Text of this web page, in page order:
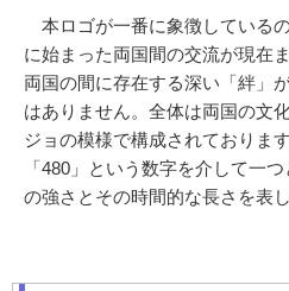
本ロゴが一番に象徴している
に始まった両国間の交流が現在
両国の間に存在する深い「絆」
はありません。全体は両国の文
ジョの模様で構成されておりま
「480」という数字を介して一
の強さとその時間的な長さを表し